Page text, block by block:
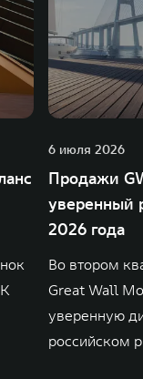
6 июля 2026
Продажи
уверенный
2026 года
Во втором
Great Wall
уверенную
российском